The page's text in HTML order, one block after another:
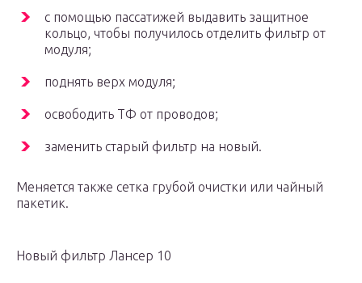
с помощью пассатижей выдавить защитное
кольцо, чтобы получилось отделить фильтр от
модуля;
поднять верх модуля;
освободить ТФ от проводов;
заменить старый фильтр на новый.
Меняется также сетка грубой очистки или чайный
пакетик.
Новый фильтр Лансер 10